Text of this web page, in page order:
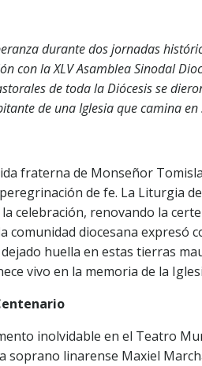
durante dos jornadas
con la XLV Asamblea Sinodal
de toda la Diócesis se
de una Iglesia que camina
fraterna de Monseñor
de fe. La Liturgia
celebración, renovando la
comunidad diocesana expresó
huella en estas tierras
vivo en la memoria de la
inolvidable en el Teatro
soprano linarense Maxiel